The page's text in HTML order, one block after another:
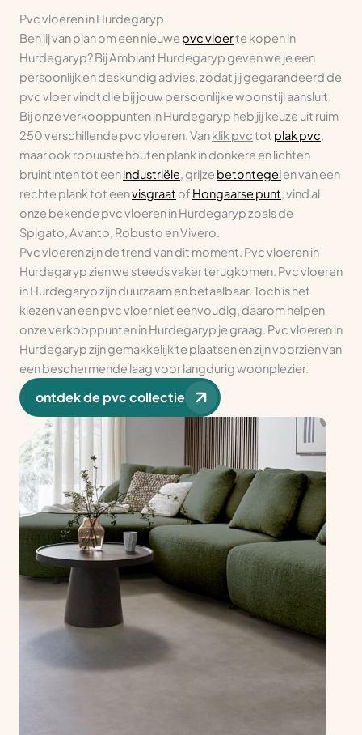
Pvc vloeren in Hurdegaryp
Ben jij van plan om een nieuwe pvc vloerte kopen in
Hurdegaryp? Bij Ambiant Hurdegaryp geven we je een
persoonlijk en deskundig advies, zodat jij gegarandeerd de
pvc vloer vindt die bij jouw persoonlijke woonstijl aansluit.
Bij onze verkooppunten in Hurdegaryp heb jij keuze uit ruim
250 verschillende pvc vloeren. Vanklik pvctot plak pvc,
maar ook robuuste houten plank in donkere en lichten
bruintinten tot eenindustriële, grijze betontegelen van een
rechte plank tot eenvisgraat of Hongaarse punt, vind al
onze bekende pvc vloeren in Hurdegaryp zoals de
Spigato, Avanto, Robusto en Vivero.
Pvc vloeren zijn de trend van dit moment. Pvc vloeren in
Hurdegaryp zien we steeds vaker terugkomen. Pvc vloeren
in Hurdegaryp zijn duurzaam en betaalbaar. Toch is het
kiezen van een pvc vloer niet eenvoudig, daarom helpen
onze verkooppunten in Hurdegaryp je graag. Pvc vloeren in
Hurdegaryp zijn gemakkelijk te plaatsen en zijn voorzien van
een beschermende laag voor langdurig woonplezier.
ontdek de pvc collectie